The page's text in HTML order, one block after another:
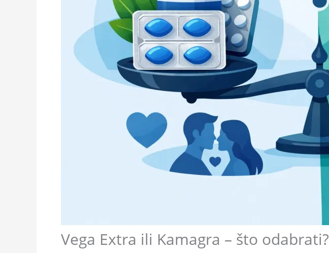
Vega Extra ili Kamagra – što odabrati?